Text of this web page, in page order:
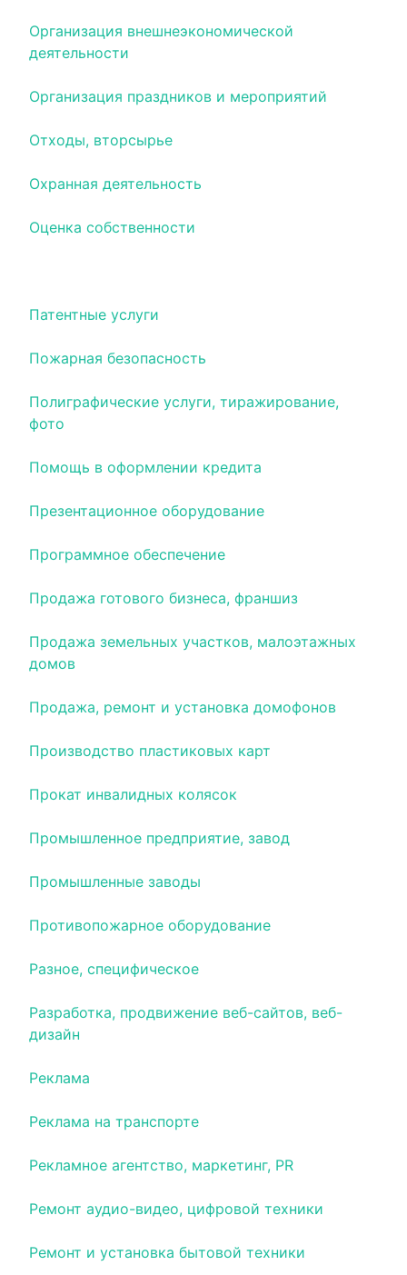
Организация внешнеэкономической
деятельности
Организация праздников и мероприятий
Отходы, вторсырье
Охранная деятельность
Оценка собственности
Патентные услуги
Пожарная безопасность
Полиграфические услуги, тиражирование,
фото
Помощь в оформлении кредита
Презентационное оборудование
Программное обеспечение
Продажа готового бизнеса, франшиз
Продажа земельных участков, малоэтажных
домов
Продажа, ремонт и установка домофонов
Производство пластиковых карт
Прокат инвалидных колясок
Промышленное предприятие, завод
Промышленные заводы
Противопожарное оборудование
Разное, специфическое
Разработка, продвижение веб-сайтов, веб-
дизайн
Реклама
Реклама на транспорте
Рекламное агентство, маркетинг, PR
Ремонт аудио-видео, цифровой техники
Ремонт и установка бытовой техники